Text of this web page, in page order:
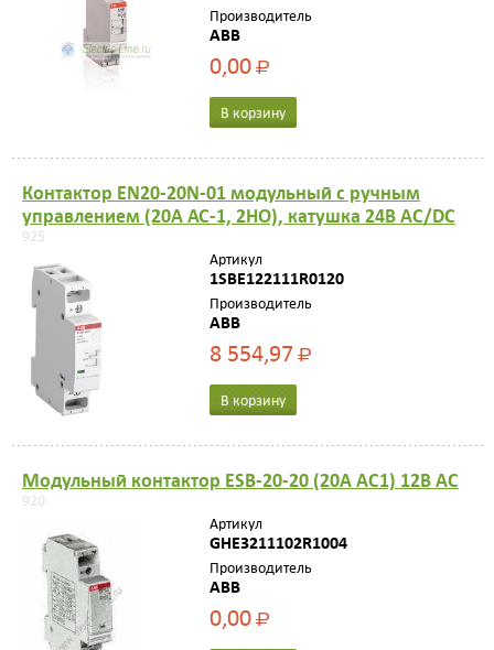
Производитель
ABB
0,00Р
В корзину
Контактор EN20-20N-01 модульный с ручным
управлением (20А АС-1, 2НО), катушка 24В AC/DC
925
Артикул
1SBE122111R0120
Производитель
ABB
8 554,97Р
В корзину
Модульный контактор ESB-20-20 (20А AC1) 12B AC
920
Артикул
GHE3211102R1004
Производитель
ABB
0,00Р